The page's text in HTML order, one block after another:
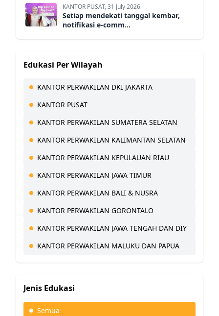
KANTOR PUSAT, 31 July 2026
Setiap mendekati tanggal kembar,
notifikasi e-comm...
Edukasi Per Wilayah
KANTOR PERWAKILAN DKI JAKARTA
KANTOR PUSAT
KANTOR PERWAKILAN SUMATERA SELATAN
KANTOR PERWAKILAN KALIMANTAN SELATAN
KANTOR PERWAKILAN KEPULAUAN RIAU
KANTOR PERWAKILAN JAWA TIMUR
KANTOR PERWAKILAN BALI & NUSRA
KANTOR PERWAKILAN GORONTALO
KANTOR PERWAKILAN JAWA TENGAH DAN DIY
KANTOR PERWAKILAN MALUKU DAN PAPUA
Jenis Edukasi
Semua